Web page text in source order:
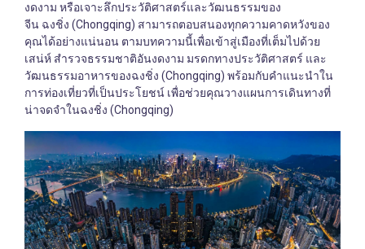
งดงาม หรือเจาะลึกประวัติศาสตร์และวัฒนธรรมของ
จีน ฉงชิ่ง (Chongqing) สามารถตอบสนองทุกความคาดหวังของ
คุณได้อย่างแน่นอน ตามบทความนี้เพื่อเข้าสู่เมืองที่เต็มไปด้วย
เสน่ห์ สำรวจธรรมชาติอันงดงาม มรดกทางประวัติศาสตร์ และ
วัฒนธรรมอาหารของฉงชิ่ง (Chongqing) พร้อมกับคำแนะนำใน
การท่องเที่ยวที่เป็นประโยชน์ เพื่อช่วยคุณวางแผนการเดินทางที่
น่าจดจำในฉงชิ่ง (Chongqing)